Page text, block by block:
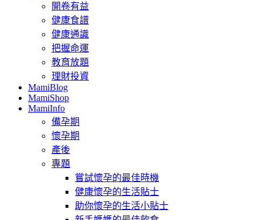
開卷有益
健康食譜
健康通識
把握命運
教育放題
理財投資
MamiBlog
MamiShop
MamiInfo
備孕期
懷孕期
產後
專題
嘗試懷孕的最佳時機
健康懷孕的生活貼士
助你懷孕的生活小貼士